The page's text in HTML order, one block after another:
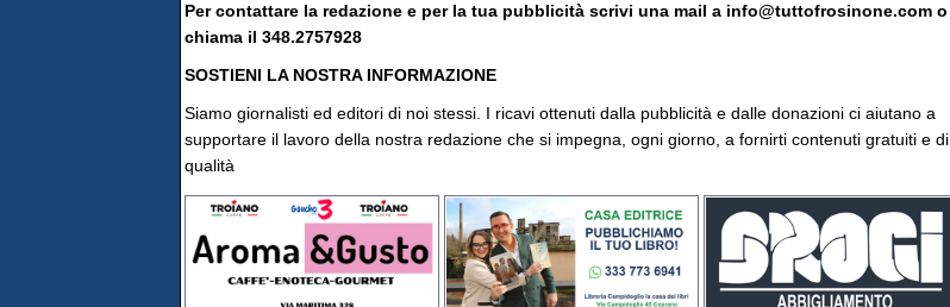
Per contattare la redazione e per la tua pubblicità scrivi una mail a info@tuttofrosinone.com o
chiama il 348.2757928
SOSTIENI LA NOSTRA INFORMAZIONE
Siamo giornalisti ed editori di noi stessi. I ricavi ottenuti dalla pubblicità e dalle donazioni ci aiutano a
supportare il lavoro della nostra redazione che si impegna, ogni giorno, a fornirti contenuti gratuiti e di
qualità